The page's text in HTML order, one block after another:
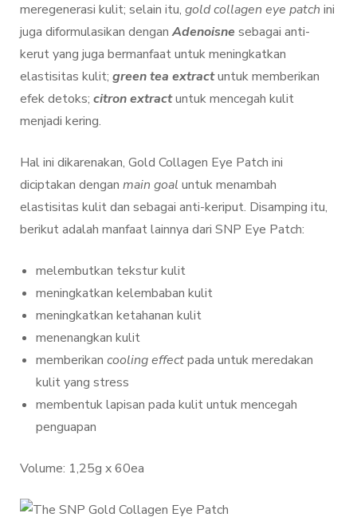
meregenerasi kulit; selain itu, gold collagen eye patch ini
juga diformulasikan denganAdenoisne sebagai anti-
kerut yang juga bermanfaat untuk meningkatkan
elastisitas kulit; green tea extractuntuk memberikan
efek detoks; citronextractuntuk mencegah kulit
menjadi kering.
Hal ini dikarenakan, Gold Collagen Eye Patch ini
diciptakan dengan main goal untuk menambah
elastisitas kulit dan sebagai anti-keriput. Disamping itu,
berikut adalah manfaat lainnya dari SNP Eye Patch:
melembutkan tekstur kulit
meningkatkan kelembaban kulit
meningkatkan ketahanan kulit
menenangkan kulit
memberikan coolingeffectpada untuk meredakan
kulit yang stress
membentuk lapisan pada kulit untuk mencegah
penguapan
Volume: 1,25g x 60ea